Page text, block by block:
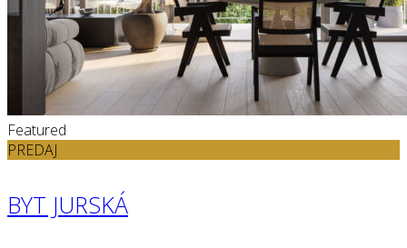
Featured
PREDAJ
BYT JURSKÁ